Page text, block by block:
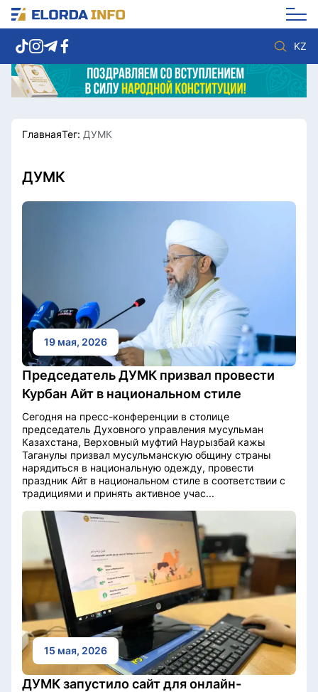
KZ
Новости столицы
Спорт
Разное
Видео
Мир
Служба Комплаенс
Служу стране
ГлавнаяТег: ДУМК
ДУМК
19 мая, 2026
Председатель ДУМК призвал провести
Курбан Айт в национальном стиле
Сегодня на пресс-конференции в столице
председатель Духовного управления мусульман
Казахстана, Верховный муфтий Наурызбай кажы
Таганулы призвал мусульманскую общину страны
нарядиться в национальную одежду, провести
праздник Айт в национальном стиле в соответствии с
традициями и принять активное учас...
15 мая, 2026
ДУМК запустило сайт для онлайн-